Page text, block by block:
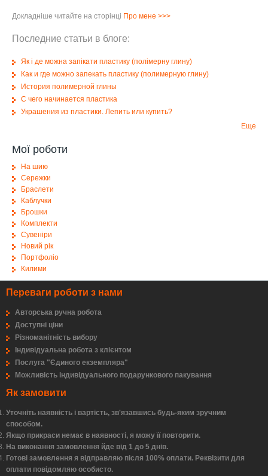
Докладніше читайте на сторінці Про мене >>>
Последние статьи в блоге:
Як і де можна запікати пластику (полімерну глину)
Как и где можно запекать пластику (полимерную глину)
История полимерной глины
С чего начинается пластика
Украшения из пластики. Лепить или купить?
Еще
Мої роботи
На шию
Сережки
Браслети
Каблучки
Брошки
Комплекти
Сувеніри
Новий рік
Портфоліо
Килими
Переваги роботи з нами
Авторська ручна робота
Доступні ціни
Різноманітність вибору
Індивідуальна робота з клієнтом
Послуга "Єдиного екземпляра"
Можливість індивідуального подарункового пакування
Як замовити
Уточніть наявність і вартість, зв'язавшись будь-яким зручним
способом.
Якщо прикраси немає в наявності, я можу її повторити.
На виконання замовлення йде від 1 до 5 днів.
Готові замовлення я відправляю після 100% оплати. Реквізити для
оплати повідомляю особисто.